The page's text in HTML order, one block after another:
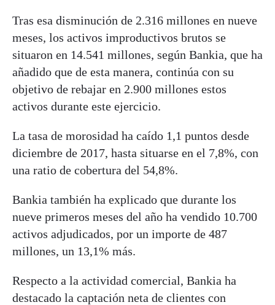
Tras esa disminución de 2.316 millones en nueve
meses, los activos improductivos brutos se
situaron en 14.541 millones, según Bankia, que ha
añadido que de esta manera, continúa con su
objetivo de rebajar en 2.900 millones estos
activos durante este ejercicio.
La tasa de morosidad ha caído 1,1 puntos desde
diciembre de 2017, hasta situarse en el 7,8%, con
una ratio de cobertura del 54,8%.
Bankia también ha explicado que durante los
nueve primeros meses del año ha vendido 10.700
activos adjudicados, por un importe de 487
millones, un 13,1% más.
Respecto a la actividad comercial, Bankia ha
destacado la captación neta de clientes con